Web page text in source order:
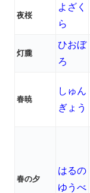
夜桜
よざく
ら
灯朧
ひおぼ
ろ
春暁
しゅん
ぎょう
春の夕
はるの
ゆうべ